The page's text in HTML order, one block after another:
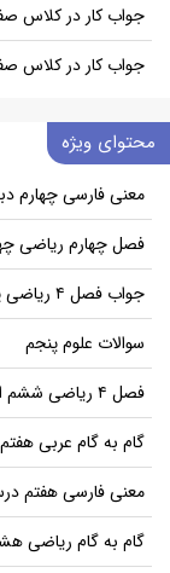
جواب کار در کلاس صفحه ۱۲۲ و ۱۲۳
جواب کار در کلاس صفحه ۱۲۱
محتوای ویژه
معنی فارسی چهارم
فصل چهارم ریاضی
جواب فصل ۴ ریاضی پنجم
سوالات علوم پنجم
فصل ۴ ریاضی ششم ابتدایی با جواب
گام به گام عربی هفتم
معنی فارسی هفتم
گام به گام ریاضی